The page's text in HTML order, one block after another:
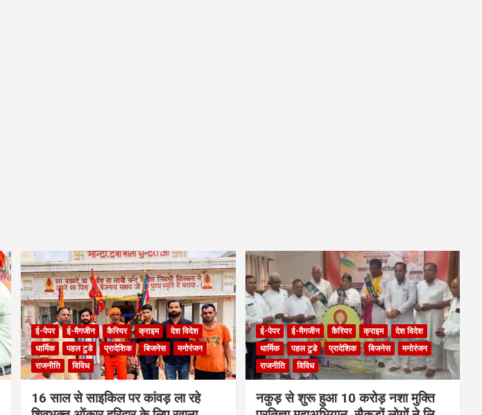
ई-पेपर ई-मैगजीन कैरियर क्राइम
देश विदेश
धार्मिक
पहल टुडे प्रादेशिक बिजनेस
मनोरंजन
राजनीति
विविध
16 साल से साइकिल पर कांवड़ ला रहे
ई-पेपर ई-मैगजीन कैरियर क्राइम
देश विदेश
धार्मिक
पहल टुडे प्रादेशिक बिजनेस
मनोरंजन
राजनीति
विविध
नकुड़ से शुरू हुआ 10 करोड़ नशा मुक्ति